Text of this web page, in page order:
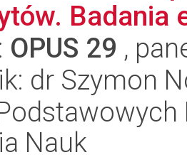
Badania
OPUS 29 ,
dr Szymon
Nauk